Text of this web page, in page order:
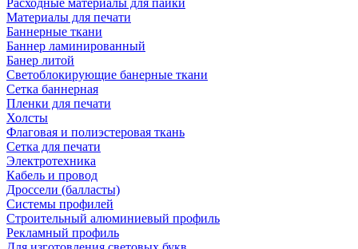
Расходные материалы для пайки
Материалы для печати
Баннерные ткани
Баннер ламинированный
Банер литой
Светоблокирующие банерные ткани
Сетка баннерная
Пленки для печати
Холсты
Флаговая и полиэстеровая ткань
Сетка для печати
Электротехника
Кабель и провод
Дроссели (балласты)
Системы профилей
Строительный алюминиевый профиль
Рекламный профиль